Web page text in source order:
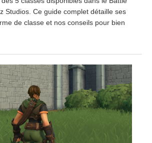
Studios. Ce guide complet détaille ses
de classe et nos conseils pour bien